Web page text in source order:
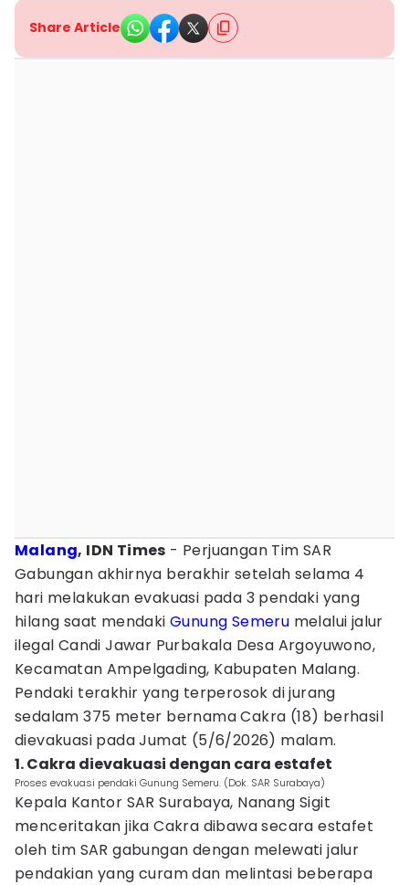
Share Article
Malang, IDN Times - Perjuangan Tim SAR
Gabungan akhirnya berakhir setelah selama 4
hari melakukan evakuasi pada 3 pendaki yang
hilang saat mendaki Gunung Semeru melalui jalur
ilegal Candi Jawar Purbakala Desa Argoyuwono,
Kecamatan Ampelgading, Kabupaten Malang.
Pendaki terakhir yang terperosok di jurang
sedalam 375 meter bernama Cakra (18) berhasil
dievakuasi pada Jumat (5/6/2026) malam.
1. Cakra dievakuasi dengan cara estafet
Proses evakuasi pendaki Gunung Semeru. (Dok. SAR Surabaya)
Kepala Kantor SAR Surabaya, Nanang Sigit
menceritakan jika Cakra dibawa secara estafet
oleh tim SAR gabungan dengan melewati jalur
pendakian yang curam dan melintasi beberapa